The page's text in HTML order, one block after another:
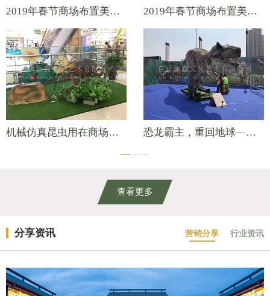
2019年春节商场布置美陈产品——福猪拜年 2019年春节商场布置美陈产品——福猪拜年
机械仿真昆虫用在商场活动布置的效果 恐龙霸主，重回地球——仿真恐龙展
查看更多
分享资讯 营销分享 行业资讯